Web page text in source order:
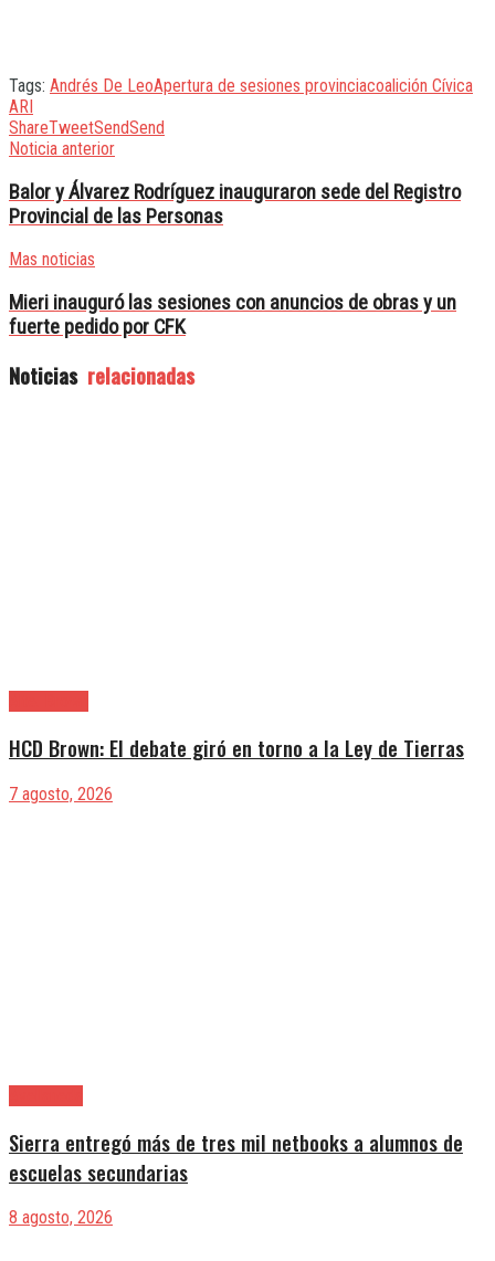
Tags: Andrés De LeoApertura de sesiones provinciacoalición Cívica
ARI
ShareTweetSendSend
Noticia anterior
Balor y Álvarez Rodríguez inauguraron sede del Registro
Provincial de las Personas
Mas noticias
Mieri inauguró las sesiones con anuncios de obras y un
fuerte pedido por CFK
Noticias relacionadas
HCD Brown: El debate giró en torno a la Ley de Tierras
7 agosto, 2026
Sierra entregó más de tres mil netbooks a alumnos de
escuelas secundarias
8 agosto, 2026